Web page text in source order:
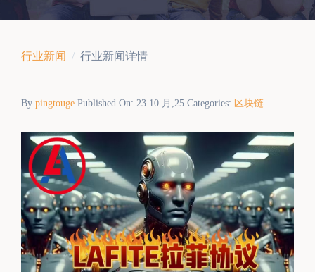
行业新闻 行业新闻详情
By pingtouge Published On: 23 10 月,25 Categories: 区块链